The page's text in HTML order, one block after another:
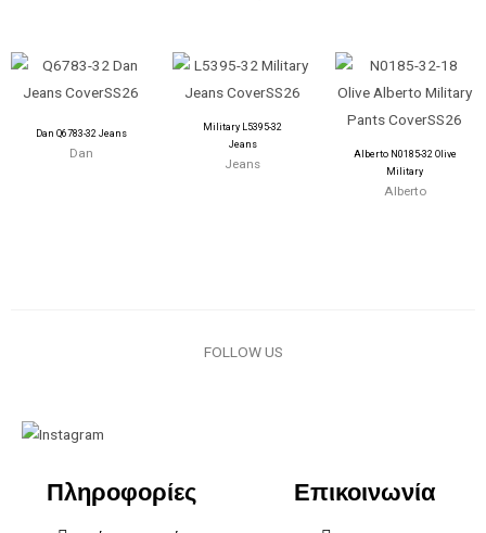
Dan Q6783-32 Jeans
Dan
Military L5395-32
Jeans
Jeans
Alberto N0185-32 Olive
Military
Alberto
FOLLOW US
Πληροφορίες Επικοινωνία